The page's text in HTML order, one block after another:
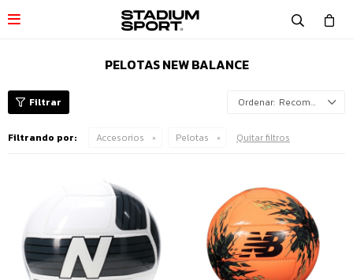

PELOTAS NEW BALANCE
Recomendados
Filtrando por: Accesorios Pelotas Quitar filtros